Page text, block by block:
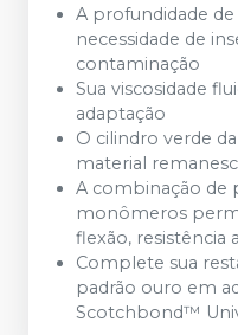
A profundidade
necessidade de
contaminação
Sua viscosidade
adaptação
O cilindro verde
material
A combinação de
monômeros
flexão, resistência
Complete sua
padrão ouro em
Scotchbond™